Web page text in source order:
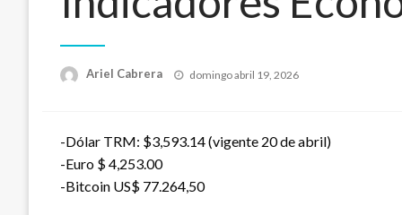
Ariel Cabrera
Publicado
domingo abril 19, 2026
-Dólar TRM: $3,593.14 (vigente 20 de abril)
-Euro $ 4,253.00
-Bitcoin US$ 77.264,50